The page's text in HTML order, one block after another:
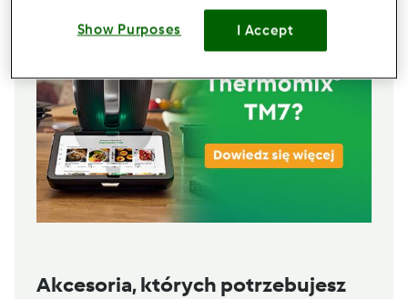
Akcesoria, których potrzebujesz
Show Purposes I Accept